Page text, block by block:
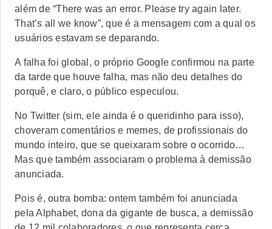
além de “There was an error. Please try again later.
That’s all we know”, que é a mensagem com a qual os
usuários estavam se deparando.
A falha foi global, o próprio Google confirmou na parte
da tarde que houve falha, mas não deu detalhes do
porquê, e claro, o público especulou.
No Twitter (sim, ele ainda é o queridinho para isso),
choveram comentários e memes, de profissionais do
mundo inteiro, que se queixaram sobre o ocorrido…
Mas que também associaram o problema à demissão
anunciada.
Pois é, outra bomba: ontem também foi anunciada
pela Alphabet, dona da gigante de busca, a demissão